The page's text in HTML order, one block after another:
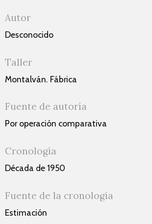
Autor
Desconocido
Taller
Montalván. Fábrica
Fuente de autoría
Por operación comparativa
Cronología
Década de 1950
Fuente de la cronología
Estimación